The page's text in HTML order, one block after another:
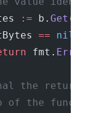
:= b.Get ([]
== nil
fmt. Errorf
the
of the